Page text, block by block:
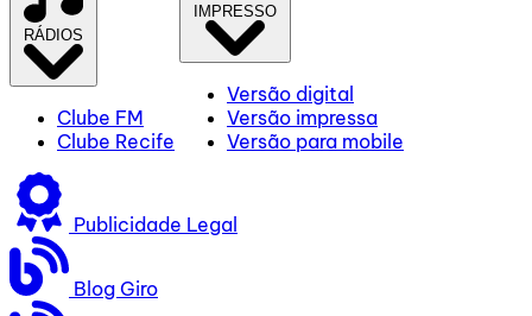
RÁDIOS
Clube FM
Clube Recife
IMPRESSO
Versão digital
Versão impressa
Versão para mobile
Publicidade Legal
Blog Giro